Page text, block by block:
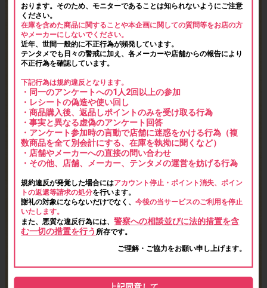
おります。そのため、モニターであることは知られないようにご注意
ください。
在庫を含めた商品に関することや本企画に関しての質問等をお店の方
やメーカーにしないでください。
近年、世間一般的に不正行為が頻発しています。
テンタメでも日々の警戒に加え、各メーカーや店舗からの報告により
不正行為を確認しています。
下記行為は規約違反となります。
・同一のアンケートへの1人2回以上の参加
・レシートの偽造や使い回し
・商品購入後、返品しポイントのみを受け取る行為
・事実と異なる虚偽のアンケート回答
・アンケート参加時の言動で店舗に迷惑をかける行為（複
数商品を全て別会計にする、在庫を執拗に聞くなど）
・店舗やメーカーへの直接の問い合わせ
・その他、店舗、メーカー、テンタメの運営を妨げる行為
規約違反が発覚した場合にはアカウント停止・ポイント消失、ポイン
トの返還等請求の処分を行います。
謝礼の対象にならないだけでなく、今後の当サービスのご利用を停止
いたします。
また、悪質な違反行為には、警察への相談並びに法的措置を含
む一切の措置を行う 所存です。
ご理解・ご協力をお願い申し上げます。